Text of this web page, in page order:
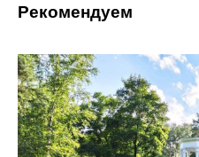
Рекомендуем